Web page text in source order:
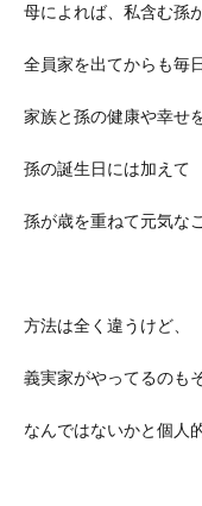
母によれば、私含む孫
全員家を出てからも毎
家族と孫の健康や幸せ
孫の誕生日には加えて
孫が歳を重ねて元気な
方法は全く違うけど、
義実家がやってるのも
なんではないかと個人